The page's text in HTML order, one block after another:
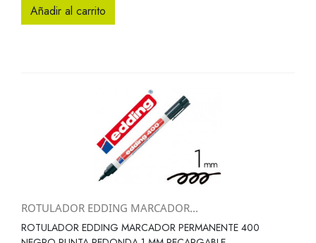
Añadir al carrito
ROTULADOR EDDING MARCADOR...
ROTULADOR EDDING MARCADOR PERMANENTE 400